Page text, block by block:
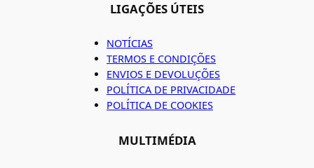
LIGAÇÕES ÚTEIS
NOTÍCIAS
TERMOS E CONDIÇÕES
ENVIOS E DEVOLUÇÕES
POLÍTICA DE PRIVACIDADE
POLÍTICA DE COOKIES
MULTIMÉDIA